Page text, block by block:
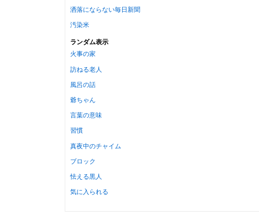
洒落にならない毎日新聞
汚染米
ランダム表示
火事の家
訪ねる老人
風呂の話
爺ちゃん
言葉の意味
習慣
真夜中のチャイム
ブロック
怯える黒人
気に入られる